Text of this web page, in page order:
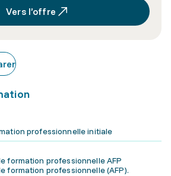
Vers l’offre
professionnelle initiale
formation professionnelle AFP
formation professionnelle (AFP).